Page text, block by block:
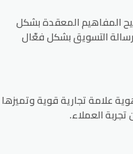
المفاهيم المعقدة بشكل
التسويق بشكل فعّال
علامة تجارية قوية وتميزها
العملاء.